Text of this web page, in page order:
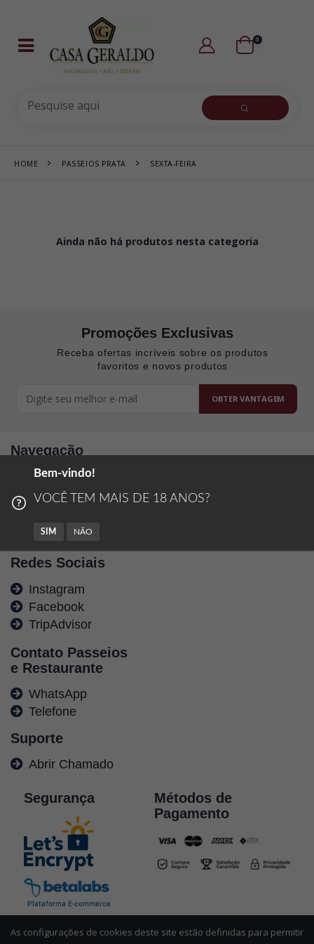
0
HOME PASSEIOS PRATA SEXTA-FEIRA
Ainda não há produtos nesta categoria
Promoções Exclusivas
Receba ofertas incríveis sobre os produtos
favoritos e novos produtos
OBTER VANTAGEM
Navegação
Passeios
Restaurante
Políticas de Privacidade
Redes Sociais
Instagram
Facebook
TripAdvisor
Contato Passeios
e Restaurante
WhatsApp
Telefone
Suporte
Abrir Chamado
Segurança
Métodos de
Pagamento
As configurações de cookies deste site estão definidas para permitir
Bem-vindo!
VOCÊ TEM MAIS DE 18 ANOS?
SIM NÃO